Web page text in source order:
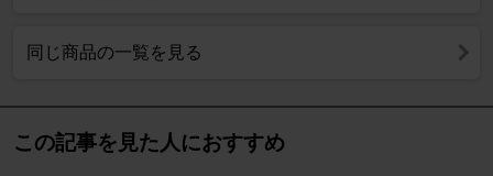
同じ商品の一覧を見る
この記事を見た人におすすめ